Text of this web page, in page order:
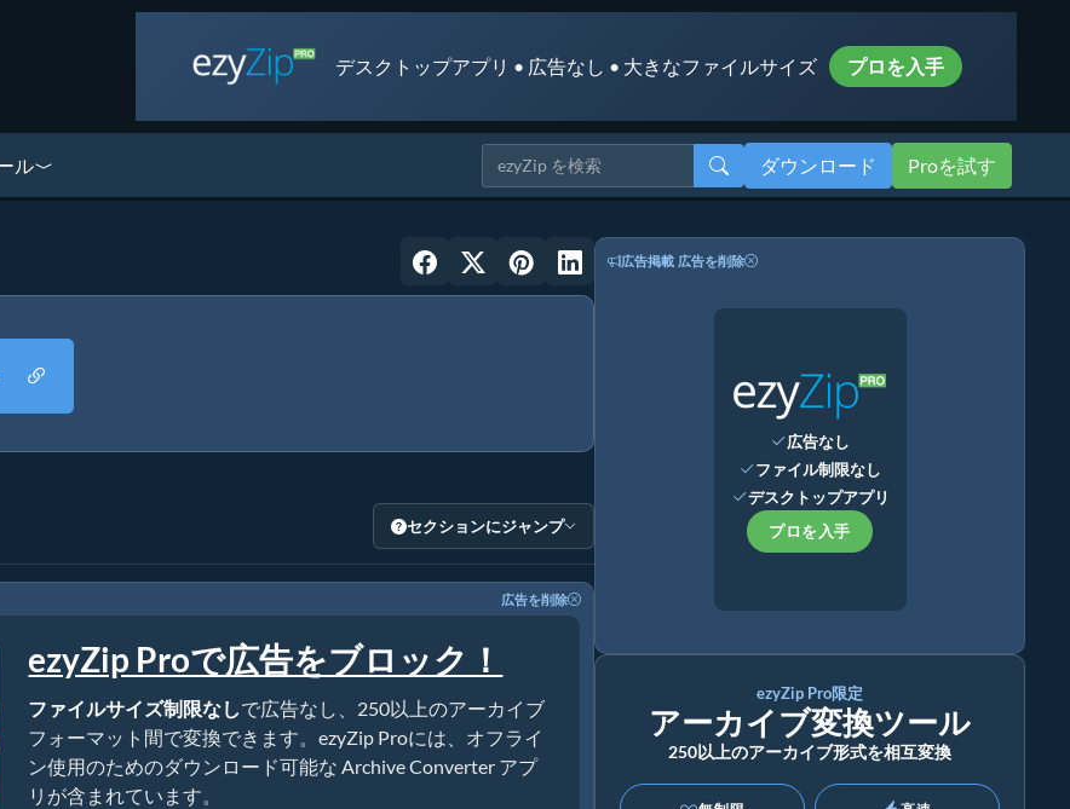
デスクトップアプリ • 広告なし • 大きなファイルサイズ プロを入手
ル ダウンロード Proを試す
セクションにジャンプ
広告を削除
ezyZip Proで広告をブロック！
ファイルサイズ制限なしで広告なし、250以上のアーカイブ
フォーマット間で変換できます。ezyZip Proには、オフライ
ン使用のためのダウンロード可能な Archive Converter アプ
リが含まれています。
広告掲載 広告を削除
広告なし
ファイル制限なし
デスクトップアプリ
プロを入手
ezyZip Pro限定
アーカイブ変換ツール
250以上のアーカイブ形式を相互変換